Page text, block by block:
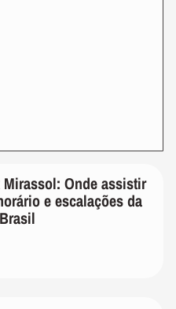
Onde assistir
e escalações da